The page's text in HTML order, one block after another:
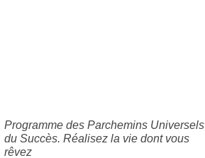
Programme des Parchemins Universels
du Succès. Réalisez la vie dont vous
rêvez